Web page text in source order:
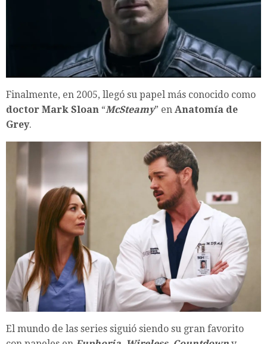
Finalmente, en 2005, llegó su papel más conocido como
doctor Mark Sloan “McSteamy” en Anatomía de
Grey.
El mundo de las series siguió siendo su gran favorito